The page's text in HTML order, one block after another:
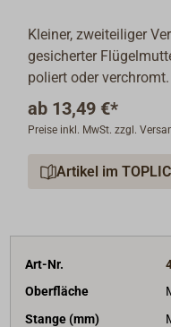
Kleiner, zweiteiliger
gesicherter
poliert oder verchromt.
ab 13,49 €*
Preise inkl. MwSt. zzgl.
Artikel im
Art-Nr.
Oberfläche
Stange (mm)